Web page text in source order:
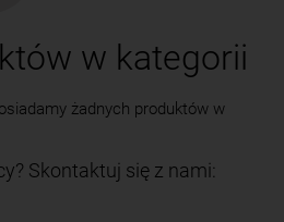
w kategorii
żadnych produktów w
Skontaktuj się z nami: